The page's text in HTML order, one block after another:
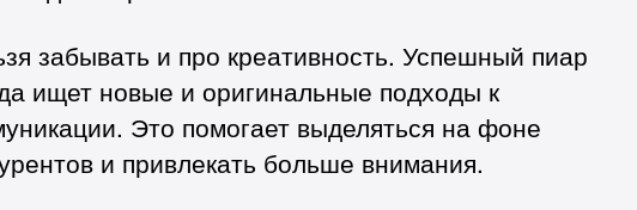
забывать и про креативность. Успешный пиар
ищет новые и оригинальные подходы к
Это помогает выделяться на фоне
и привлекать больше внимания.